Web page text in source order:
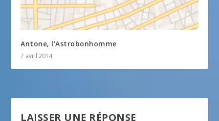
Antone, l’Astrobonhomme
7 avril 2014
LAISSER UNE RÉPONSE